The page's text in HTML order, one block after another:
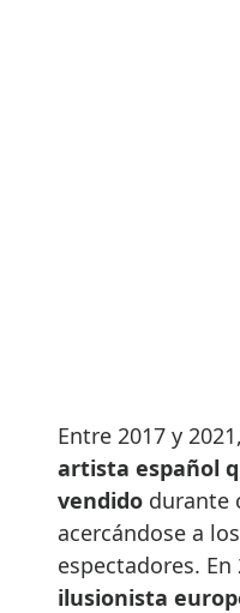
Entre 2017 y
artista español
vendido durante
acercándose a
espectadores. En
ilusionista